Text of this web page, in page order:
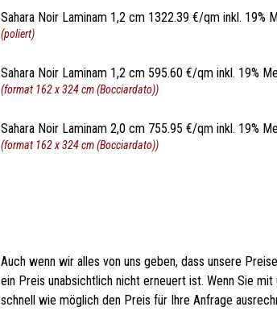
Sahara Noir Laminam 1,2 cm 1322.39 €/qm inkl. 19%
(poliert)
Sahara Noir Laminam 1,2 cm 595.60 €/qm inkl. 19%
(format 162 x 324 cm (Bocciardato))
Sahara Noir Laminam 2,0 cm 755.95 €/qm inkl. 19%
(format 162 x 324 cm (Bocciardato))
Auch wenn wir alles von uns geben, dass unsere
ein Preis unabsichtlich nicht erneuert ist. Wenn Sie
schnell wie möglich den Preis für Ihre Anfrage